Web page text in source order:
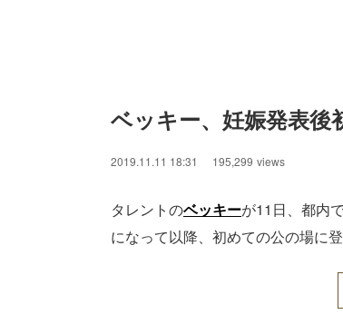
ベッキー、妊娠発表
2019.11.11 18:31 195,299 views
タレントのベッキーが11日、都内
になって以降、初めての公の場に登